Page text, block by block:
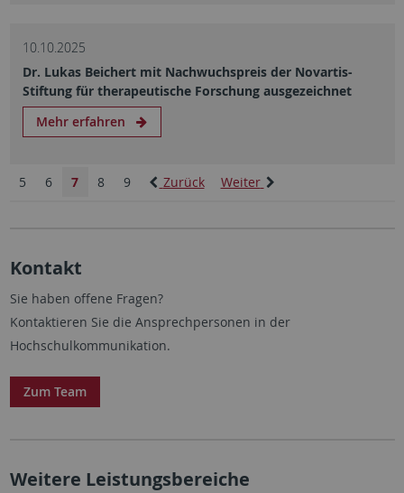
10.10.2025
Dr. Lukas Beichert mit Nachwuchspreis der Novartis-
Stiftung für therapeutische Forschung ausgezeichnet
Mehr erfahren
Zurück
5 6 7 8 9 Weiter
Kontakt
Sie haben offene Fragen?
Kontaktieren Sie die Ansprechpersonen in der
Hochschulkommunikation.
Zum Team
Weitere Leistungsbereiche